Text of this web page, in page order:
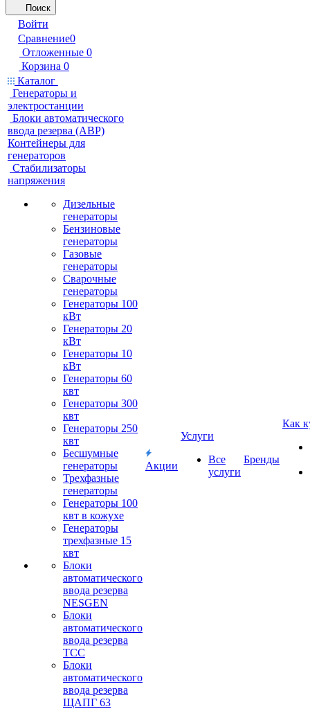
Поиск
Войти
Сравнение0
Отложенные 0
Корзина 0
Каталог
Генераторы и
электростанции
Блоки автоматического
ввода резерва (АВР)
Контейнеры для
генераторов
Стабилизаторы
напряжения
Дизельные
генераторы
Бензиновые
генераторы
Газовые
генераторы
Сварочные
генераторы
Генераторы 100
кВт
Генераторы 20
кВт
Генераторы 10
кВт
Генераторы 60
квт
Генераторы 300
квт
Генераторы 250
квт
Бесшумные
генераторы
Трехфазные
генераторы
Генераторы 100
квт в кожухе
Генераторы
трехфазные 15
квт
Блоки
автоматического
ввода резерва
NESGEN
Блоки
автоматического
ввода резерва
ТСС
Блоки
автоматического
ввода резерва
ЩАПГ 63
Акции
Услуги
Все
услуги
Бренды
Как